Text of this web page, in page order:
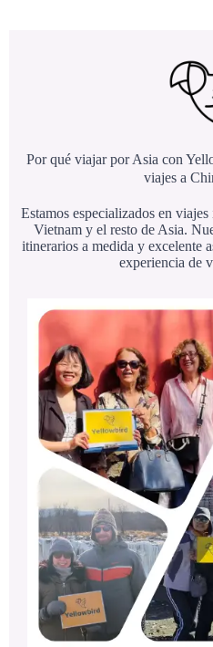
Por qué viajar por Asia con
viajes a
Estamos especializados en
Vietnam y el resto de Asia.
itinerarios a medida y excelente
experiencia de